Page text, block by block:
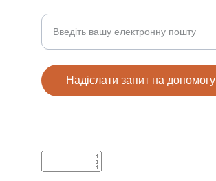
Надіслати запит на допомогу